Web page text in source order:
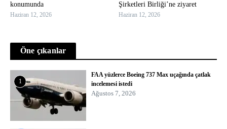
konumunda
Haziran 12, 2026
Şirketleri Birliği’ne ziyaret
Haziran 12, 2026
Öne çıkanlar
1
FAA yüzlerce Boeing 737 Max uçağında çatlak
incelemesi istedi
Ağustos 7, 2026